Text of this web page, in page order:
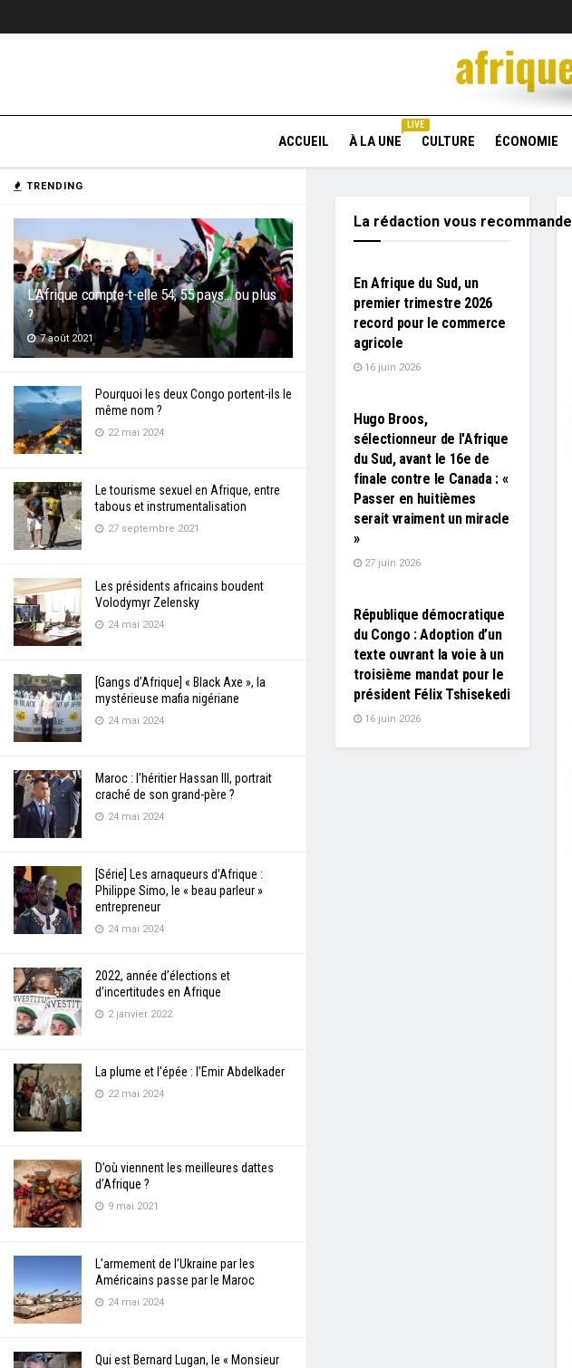
TRENDING
L’Afrique compte-t-elle 54, 55 pays… ou plus
?
7 août 2021
Pourquoi les deux Congo portent-ils le
même nom ?
22 mai 2024
Le tourisme sexuel en Afrique, entre
tabous et instrumentalisation
27 septembre 2021
Les présidents africains boudent
Volodymyr Zelensky
24 mai 2024
[Gangs d’Afrique] « Black Axe », la
mystérieuse mafia nigériane
24 mai 2024
Maroc : l’héritier Hassan III, portrait
craché de son grand-père ?
24 mai 2024
[Série] Les arnaqueurs d’Afrique :
Philippe Simo, le « beau parleur »
entrepreneur
24 mai 2024
2022, année d’élections et
d’incertitudes en Afrique
2 janvier 2022
La plume et l’épée : l’Emir Abdelkader
22 mai 2024
D’où viennent les meilleures dattes
d’Afrique ?
9 mai 2021
L’armement de l’Ukraine par les
Américains passe par le Maroc
24 mai 2024
Qui est Bernard Lugan, le « Monsieur
ACCUEIL À LA UNE
LIVE
CULTURE ÉCONOMIE
La rédaction vous recommande
L'EDITO
En Afrique du Sud, un
premier trimestre 2026
record pour le commerce
agricole
16 juin 2026
Hugo Broos,
sélectionneur de l'Afrique
du Sud, avant le 16e de
finale contre le Canada : «
Passer en huitièmes
serait vraiment un miracle
»
27 juin 2026
République démocratique
du Congo : Adoption d’un
texte ouvrant la voie à un
troisième mandat pour le
président Félix Tshisekedi
16 juin 2026